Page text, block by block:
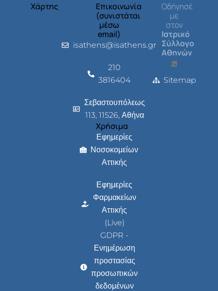
Χάρτης
Επικοινωνία
(συνιστάται
μέσω
email)
isathens@isathens.gr
210
3816404
Σεβαστουπόλεως
113, 11526, Αθήνα
Χρήσιμα
Εφημερίες
Νοσοκομείων
Αττικής
Εφημερίες
Φαρμακείων
Αττικής
(Live)
GDPR -
Ενημέρωση
προστασίας
προσωπικών
δεδομένων
Οδήγησέ
με
στον
Ιατρικό
Σύλλογο
Αθηνών
Sitemap